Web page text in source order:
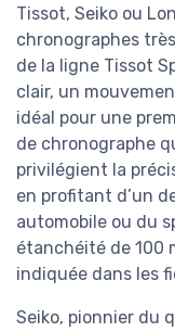
Tissot, Seiko ou
chronographes
de la ligne Tissot
clair, un
idéal pour une
de chronographe
privilégient la
en profitant d’un
automobile ou du
étanchéité de 100
indiquée dans les
Seiko, pionnier du